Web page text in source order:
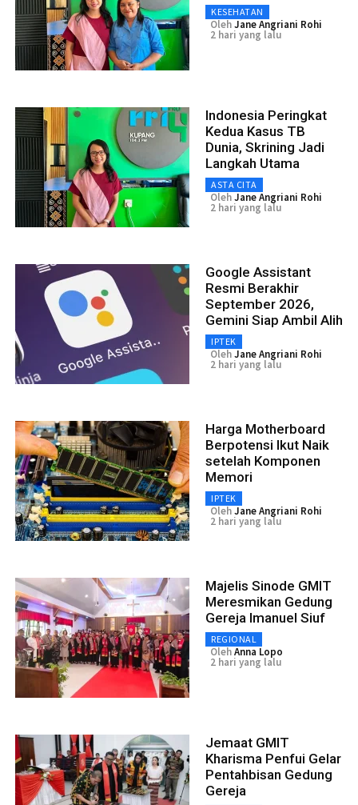
KESEHATAN
OlehJane Angriani Rohi
2 hari yang lalu
Indonesia Peringkat
Kedua Kasus TB
Dunia, Skrining Jadi
Langkah Utama
ASTA CITA
OlehJane Angriani Rohi
2 hari yang lalu
Google Assistant
Resmi Berakhir
September 2026,
Gemini Siap Ambil Alih
IPTEK
OlehJane Angriani Rohi
2 hari yang lalu
Harga Motherboard
Berpotensi Ikut Naik
setelah Komponen
Memori
IPTEK
OlehJane Angriani Rohi
2 hari yang lalu
Majelis Sinode GMIT
Meresmikan Gedung
Gereja Imanuel Siuf
REGIONAL
OlehAnna Lopo
2 hari yang lalu
Jemaat GMIT
Kharisma Penfui Gelar
Pentahbisan Gedung
Gereja